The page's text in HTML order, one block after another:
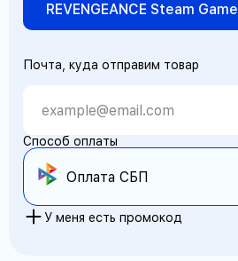
Почта, куда отправим товар
REVENGEANCE Steam Game
Способ оплаты
Оплата СБП
У меня есть промокод